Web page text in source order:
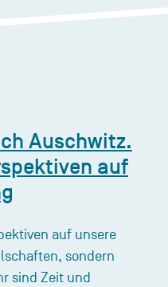
Auschwitz.
auf
auf unsere
sondern
sind Zeit und